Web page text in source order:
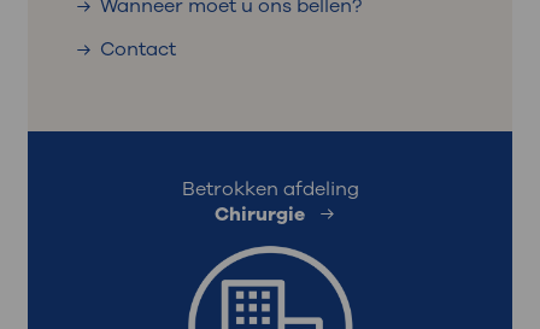
Wanneer moet u ons bellen?
Contact
Betrokken afdeling
Chirurgie